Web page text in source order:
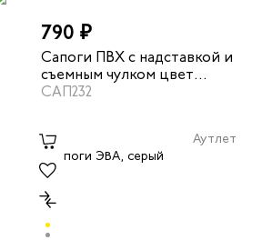
790 ₽
Сапоги ПВХ с надставкой и
съемным чулком цвет
олива
САП232
Аутлет